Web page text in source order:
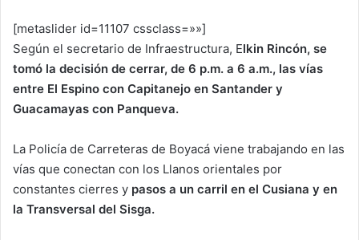
[metaslider id=11107 cssclass=»»]
Según el secretario de Infraestructura, Elkin Rincón, se
tomó la decisión de cerrar, de 6 p.m. a 6 a.m., las vías
entre El Espino con Capitanejo en Santander y
Guacamayas con Panqueva.
La Policía de Carreteras de Boyacá viene trabajando en las
vías que conectan con los Llanos orientales por
constantes cierres y pasos a un carril en el Cusiana y en
la Transversal del Sisga.